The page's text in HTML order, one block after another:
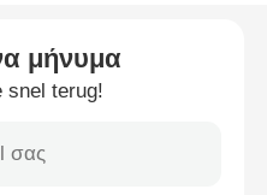
μήνυμα
snel terug!